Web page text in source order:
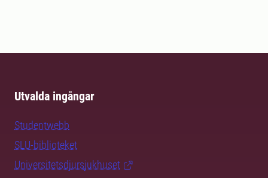
Utvalda ingångar
Studentwebb
SLU-biblioteket
Universitetsdjursjukhuset